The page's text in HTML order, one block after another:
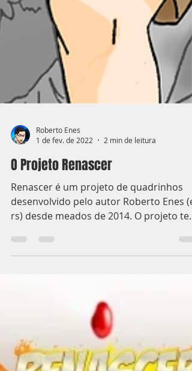
1 de fev. de 2022
2 min de leitura
O Projeto Renascer
Renascer é um projeto de quadrinhos
desenvolvido pelo autor Roberto Enes
rs) desde meados de 2014. O projeto tem
como objetivo trazer...